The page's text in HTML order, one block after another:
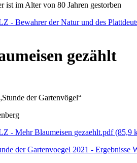
ist im Alter von 80 Jahren gestorben
- Bewahrer der Natur und des
gezählt
der Gartenvögel“
- Mehr Blaumeisen gezaehlt.pdf(85,9
der Gartenvoegel 2021 - Ergebnisse